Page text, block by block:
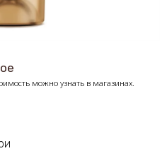
можно узнать в магазинах.